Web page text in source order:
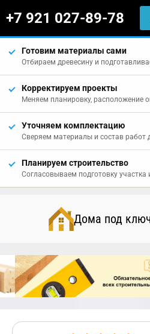
+7 921 027-89-78
Готовим материалы сами
Отбираем древесину и
Корректируем проекты
Меняем планировку, расположение
Уточняем комплектацию
Сверяем материалы и состав работ
Планируем строительство
Согласовываем подготовку участка
Дома под